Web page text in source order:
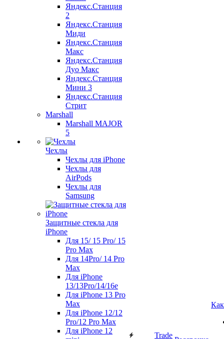
Яндекс.Станция
2
Яндекс.Станция
Миди
Яндекс.Станция
Макс
Яндекс.Станция
Дуо Макс
Яндекс.Станция
Мини 3
Яндекс.Станция
Стрит
Marshall
Marshall MAJOR
5
Чехлы
Чехлы для iPhone
Чехлы для
AirPods
Чехлы для
Samsung
Защитные стекла для
iPhone
Для 15/ 15 Pro/ 15
Pro Max
Для 14Pro/ 14 Pro
Max
Для iPhone
13/13Pro/14/16e
Для iPhone 13 Pro
Max
Для iPhone 12/12
Pro/12 Pro Max
Для iPhone 12
Trade